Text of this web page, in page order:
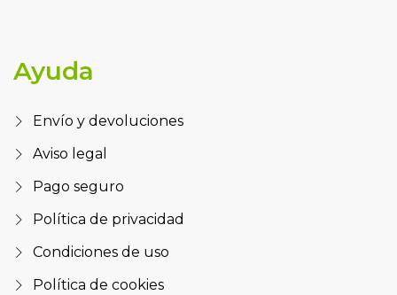
Ayuda
Envío y devoluciones
Aviso legal
Pago seguro
Política de privacidad
Condiciones de uso
Política de cookies